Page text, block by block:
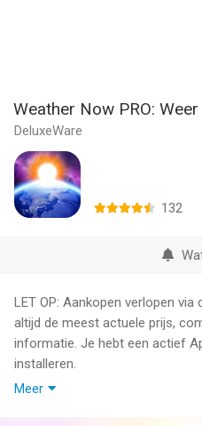
Weather Now PRO:
DeluxeWare
132
LET OP: Aankopen verlopen
altijd de meest actuele prijs,
informatie. Je hebt een actief
installeren.
Meer